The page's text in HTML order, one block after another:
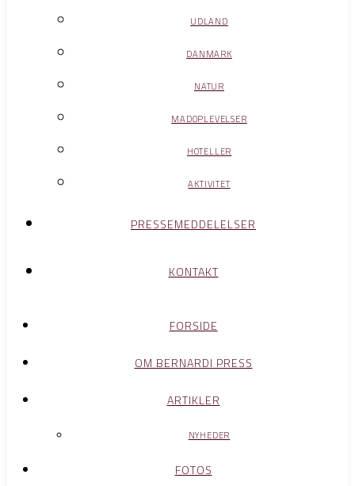
UDLAND
DANMARK
NATUR
MADOPLEVELSER
HOTELLER
AKTIVITET
PRESSEMEDDELELSER
KONTAKT
FORSIDE
OM BERNARDI PRESS
ARTIKLER
NYHEDER
FOTOS